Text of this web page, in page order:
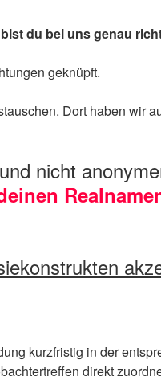
du bei uns genau
geknüpft.
Dort haben wir
nicht
kurzfristig in der
direkt